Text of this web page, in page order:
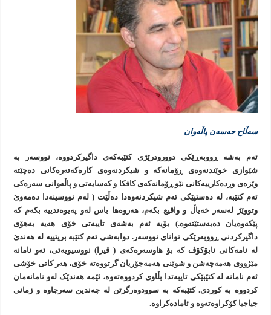
سەڵاح حەسەن پاڵەوان
ئەم بەشە ڕووبەڕێکی دوورودرێژی کتێبەکەی داگیرکردووە، نووسەر بە
شێوازی خوێندنەوەی ڕۆمانەکە و شیکردنەوەی کارەکەتەرەکانی دەچێتە
وێزەی وردەکارییەکانی نێو ڕۆمانەکەی کافکا و کەسایەتی و پاڵەوانی سەرەکی
ئەم کتێبە، لە دەستپێکی ئەم شیکردنەوەدا دەڵێت ( لەم نووسینەدا دەمەوێ
وتووێژ لەسەر خەیاڵ و واقیع بکەم، هەروەها باس لەو پەیوەندییە بکەم کە
پێکەوەیان دەبەستێتەوە.) بۆیە ئەم بەشەی تایبەتی خۆی هەیە بەهۆی
داگیرکردنی ڕووبەرێکی توانای نووسەر. دوابەشی ئەم کتێبە بریتییە لە هەندێ
لە نامەکانی نابۆکۆڤ کە بۆ هاوسەرەکەی ( ڤیرا) نووسیویەتی، ئەو نامانە
مێژووی هەمەچەشن و شوێنی هەمەجۆریان گرتووەتە خۆی، هەر کاتی خۆشی
ئەم نامانە لە کتێبێکی تایبەتدا بڵاوی کردووەتەوە، ئێمە هەندێک لەو نامانەمان
کردووە بە کوردی. کتێبەکە بە سوودوەرگرتن لە چەندین سەرچاوە و زمانی
جیاجیا کۆکراوەتەوە و ئامادەکراوە.